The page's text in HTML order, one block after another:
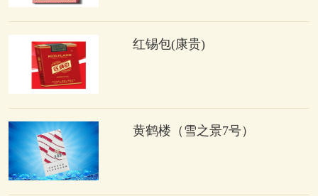
红锡包(康贵)
黄鹤楼（雪之景7号）